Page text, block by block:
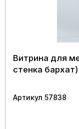
Витрина для
стенка бархат)
Артикул 57838